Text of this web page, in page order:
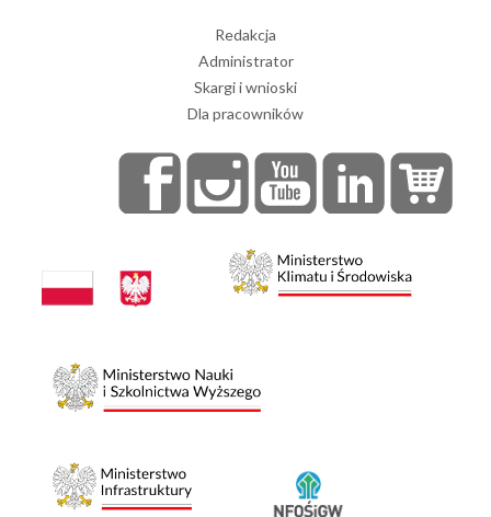
Redakcja
Administrator
Skargi i wnioski
Dla pracowników